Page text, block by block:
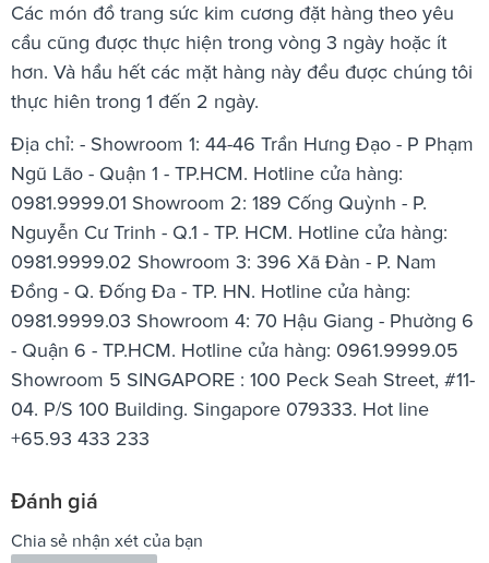
Các món đồ trang sức kim cương đặt hàng theo yêu
cầu cũng được thực hiện trong vòng 3 ngày hoặc ít
hơn. Và hầu hết các mặt hàng này đều được chúng tôi
thực hiên trong 1 đến 2 ngày.
Địa chỉ: - Showroom 1: 44-46 Trần Hưng Đạo - P Phạm
Ngũ Lão - Quận 1 - TP.HCM. Hotline cửa hàng:
0981.9999.01 Showroom 2: 189 Cống Quỳnh - P.
Nguyễn Cư Trinh - Q.1 - TP. HCM. Hotline cửa hàng:
0981.9999.02 Showroom 3: 396 Xã Đàn - P. Nam
Đồng - Q. Đống Đa - TP. HN. Hotline cửa hàng:
0981.9999.03 Showroom 4: 70 Hậu Giang - Phường 6
- Quận 6 - TP.HCM. Hotline cửa hàng: 0961.9999.05
Showroom 5 SINGAPORE : 100 Peck Seah Street, #11-
04. P/S 100 Building. Singapore 079333. Hot line
+65.93 433 233
Đánh giá
Chia sẻ nhận xét của bạn